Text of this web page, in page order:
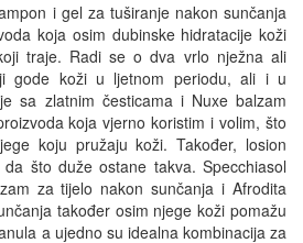
i gel za tuširanje nakon sunčanja
koja osim dubinske hidratacije koži
traje. Radi se o dva vrlo nježna ali
gode koži u ljetnom periodu, ali i u
sa zlatnim česticama i Nuxe balzam
koja vjerno koristim i volim, što
koju pružaju koži. Također, losion
što duže ostane takva. Specchiasol
za tijelo nakon sunčanja i Afrodita
također osim njege koži pomažu
a ujedno su idealna kombinacija za